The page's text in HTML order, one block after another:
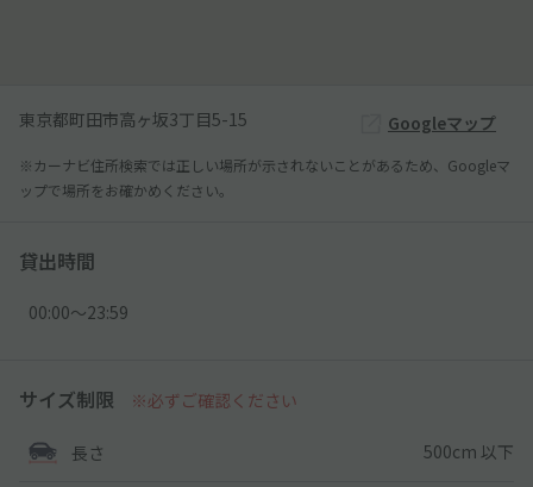
東京都町田市高ヶ坂3丁目5-15 Googleマップ
※カーナビ住所検索では正しい場所が示されないことがあるため、Googleマ
ップで場所をお確かめください。
貸出時間
00:00〜23:59
サイズ制限 ※必ずご確認ください
長さ 500cm 以下